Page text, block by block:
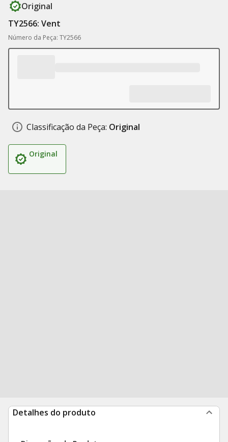
Original
TY2566: Vent
Número da Peça: TY2566
Classificação da Peça: Original
Original
Detalhes do produto